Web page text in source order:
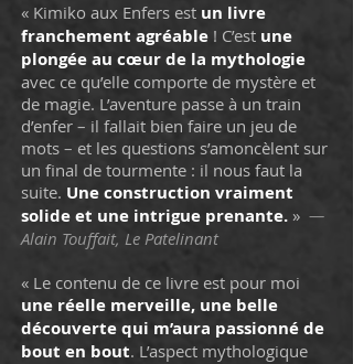
« Kimiko aux Enfers est un livre
franchement agréable ! C’est une
plongée au cœur de la mythologie
avec ce qu’elle comporte de mystère et
de magie. L’aventure passe à un train
d’enfer – il fallait bien faire un jeu de
mots – et les questions s’amoncèlent sur
un final de tourmente : il nous faut la
suite. Une construction vraiment
solide et une intrigue prenante. » —
Alain Touffait, Le Patelinant
« Le contenu de ce livre est pour moi
une réelle merveille, une belle
découvertequi m’aura passionné de
bout en bout. L’aspect mythologique